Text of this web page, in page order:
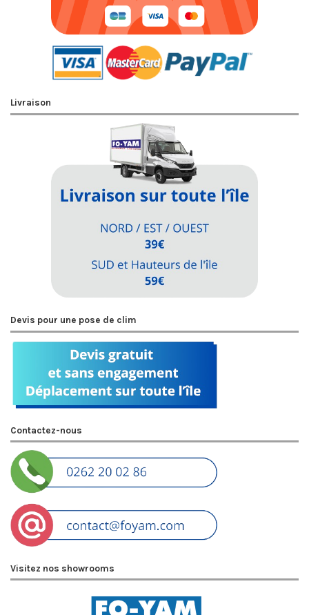
Livraison
Devis pour une pose de clim
Contactez-nous
Visitez nos showrooms